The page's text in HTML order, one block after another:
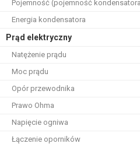
Pojemność (pojemność
Energia kondensatora
Prąd elektryczny
Natężenie prądu
Moc prądu
Opór przewodnika
Prawo Ohma
Napięcie ogniwa
Łączenie oporników